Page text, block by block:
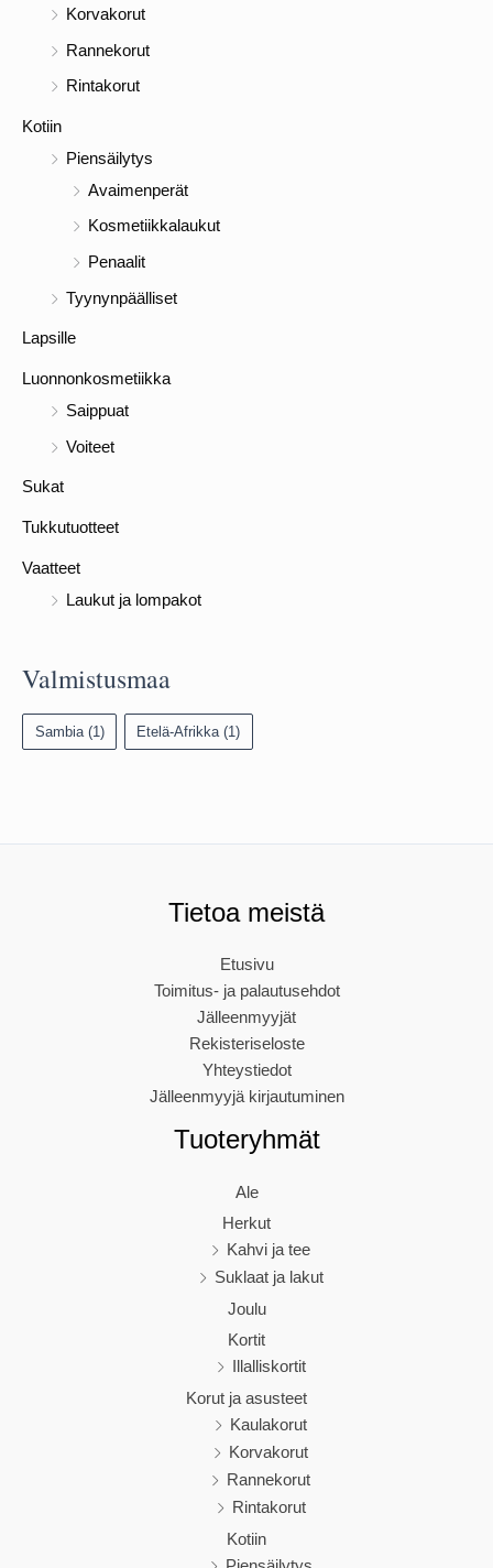
Korvakorut
Rannekorut
Rintakorut
Kotiin
Piensäilytys
Avaimenperät
Kosmetiikkalaukut
Penaalit
Tyynynpäälliset
Lapsille
Luonnonkosmetiikka
Saippuat
Voiteet
Sukat
Tukkutuotteet
Vaatteet
Laukut ja lompakot
Valmistusmaa
Sambia (1) Etelä-Afrikka (1)
Tietoa meistä
Etusivu
Toimitus- ja palautusehdot
Jälleenmyyjät
Rekisteriseloste
Yhteystiedot
Jälleenmyyjä kirjautuminen
Tuoteryhmät
Ale
Herkut
Kahvi ja tee
Suklaat ja lakut
Joulu
Kortit
Illalliskortit
Korut ja asusteet
Kaulakorut
Korvakorut
Rannekorut
Rintakorut
Kotiin